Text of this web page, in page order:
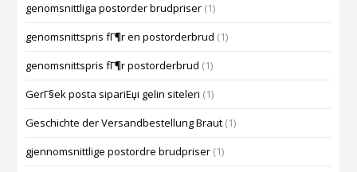
genomsnittliga postorder brudpriser (1)
genomsnittspris fГ¶r en postorderbrud (1)
genomsnittspris fГ¶r postorderbrud (1)
GerГ§ek posta sipariЕџi gelin siteleri (1)
Geschichte der Versandbestellung Braut (1)
gjennomsnittlige postordre brudpriser (1)